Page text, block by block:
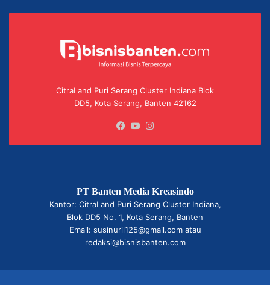
CitraLand Puri Serang Cluster Indiana Blok
DD5, Kota Serang, Banten 42162
Facebook
YouTube
PT Banten Media Kreasindo
Kantor: CitraLand Puri Serang Cluster Indiana,
Blok DD5 No. 1, Kota Serang, Banten
Email: susinuril125@gmail.com atau
redaksi@bisnisbanten.com